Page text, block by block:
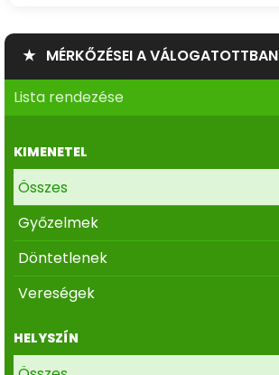
★ MÉRKŐZÉSEI A VÁLOGATOTTBAN
Lista rendezése
KIMENETEL
Összes
Győzelmek
Döntetlenek
Vereségek
HELYSZÍN